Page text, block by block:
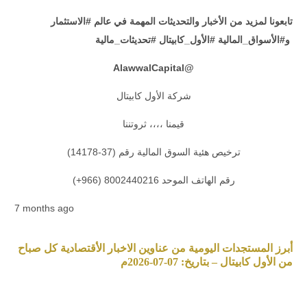
تابعونا لمزيد من الأخبار والتحديثات المهمة في عالم #الاستثمار
AlawwalCapital@
شركة الأول كابيتال
قيمنا ،،،، ثروتننا
ترخيص هئية السوق المالية رقم (37-14178)
رقم الهاتف الموحد 8002440216 (966+)
7 months ago
أبرز المستجدات اليومية من عناوين الاخبار الأقتصادية كل صباح
من الأول كابيتال – بتاريخ: 07-07-2026م